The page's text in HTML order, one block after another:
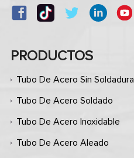
PRODUCTOS
Tubo De Acero Sin Soldadura
Tubo De Acero Soldado
Tubo De Acero Inoxidable
Tubo De Acero Aleado